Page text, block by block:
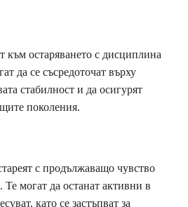
към остаряването с дисциплина
да се съсредоточат върху
стабилност и да осигурят
поколения.
с продължаващо чувство
Те могат да останат активни в
като се застъпват за